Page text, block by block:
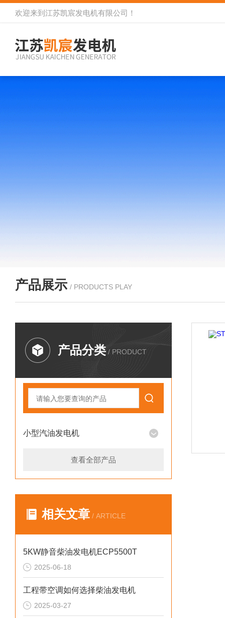
欢迎来到 江苏凯宸发电机有限公司 ！
产品展示 / PRODUCTS PLAY
产品分类 / PRODUCT
小型汽油发电机
查看全部产品
相关文章 / ARTICLE
5KW静音柴油发电机ECP5500T
2025-06-18
工程带空调如何选择柴油发电机
2025-03-27